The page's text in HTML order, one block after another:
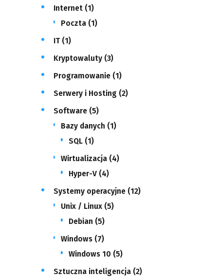
Internet(1)
Poczta (1)
IT(1)
Kryptowaluty(3)
Programowanie(1)
Serwery i Hosting (2)
Software(5)
Bazy danych (1)
SQL(1)
Wirtualizacja (4)
Hyper-V(4)
Systemy operacyjne(12)
Unix / Linux (5)
Debian (5)
Windows (7)
Windows 10 (5)
Sztuczna inteligencja(2)